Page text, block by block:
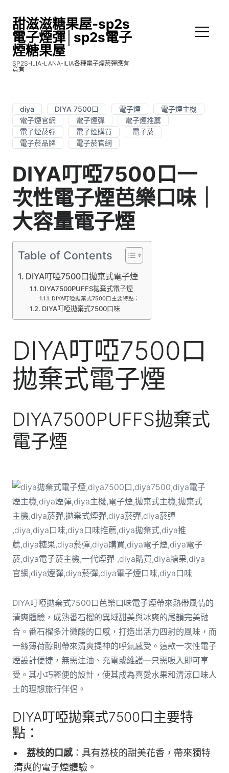
甜滋滋糖果屋-sp2s
電子煙彈│sp2s電子
煙糖果屋
SP2S-ILIA-LANA-ILIA各種電子煙菸彈應有
竟有
diya DIYA 7500口 電子煙
電子煙主機
電子煙官網
電子煙彈
電子煙推薦
電子煙菸彈
電子煙購買
電子菸
電子菸品牌
電子菸官網
DIYA叮啞7500口一
次性電子煙芭樂口味｜
大容量電子煙
Table of Contents
DIYA叮啞7500口拋棄式電子煙
DIYA7500PUFFS拋棄式電子煙
DIYA叮啞拋棄式7500口主要特點：
DIYA叮啞拋棄式7500口味
DIYA叮啞7500口
拋棄式電子煙
DIYA7500PUFFS拋棄式
電子煙
DIYA叮啞拋棄式7500口芭樂口味電子煙帶來熱帶風情的
清爽體驗，成熟番石榴的異域甜美與冰爽的尾韻完美融
合。番石榴多汁微酸的口感，打造出活力四射的風味，而
一絲薄荷醇則帶來清爽提神的呼氣感受。這款一次性電子
煙設計便捷，無需注油、充電或維護—只需吸入即可享
受。其小巧輕便的設計，使其成為喜愛水果和清涼口味人
士的理想旅行伴侶。
DIYA叮啞拋棄式7500口主要特
點：
荔枝的口感：具有荔枝的甜美花香，帶來獨特
清爽的電子煙體驗。